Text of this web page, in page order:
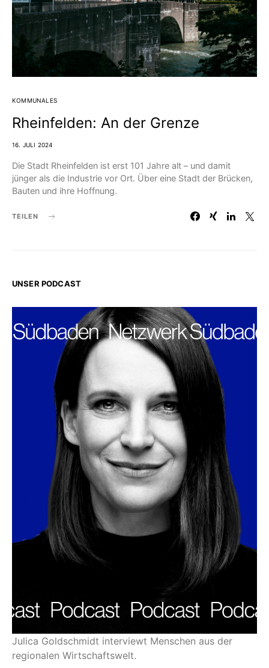
KOMMUNALES
Rheinfelden: An der Grenze
16. JULI 2024
Die Stadt Rheinfelden ist erst 101 Jahre alt – und damit
jünger als die Industrie vor Ort. Über eine Stadt der Brücken,
Bauten und ihre Hoffnung.
TEILEN
UNSER PODCAST
Julica Goldschmidt interviewt Menschen aus der
regionalen Wirtschaftswelt.